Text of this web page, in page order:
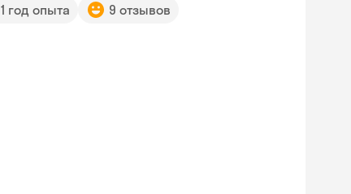
1 год опыта 9 отзывов